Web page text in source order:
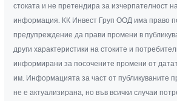
стоката и не претендира за изчерпателност
информация. КК Инвест Груп ООД има право
предупреждение да прави промени в
други характеристики на стоките и
информирани за посочените промени от
им. Информацията за част от публикуваните
не е актуализирана, но във всички случаи